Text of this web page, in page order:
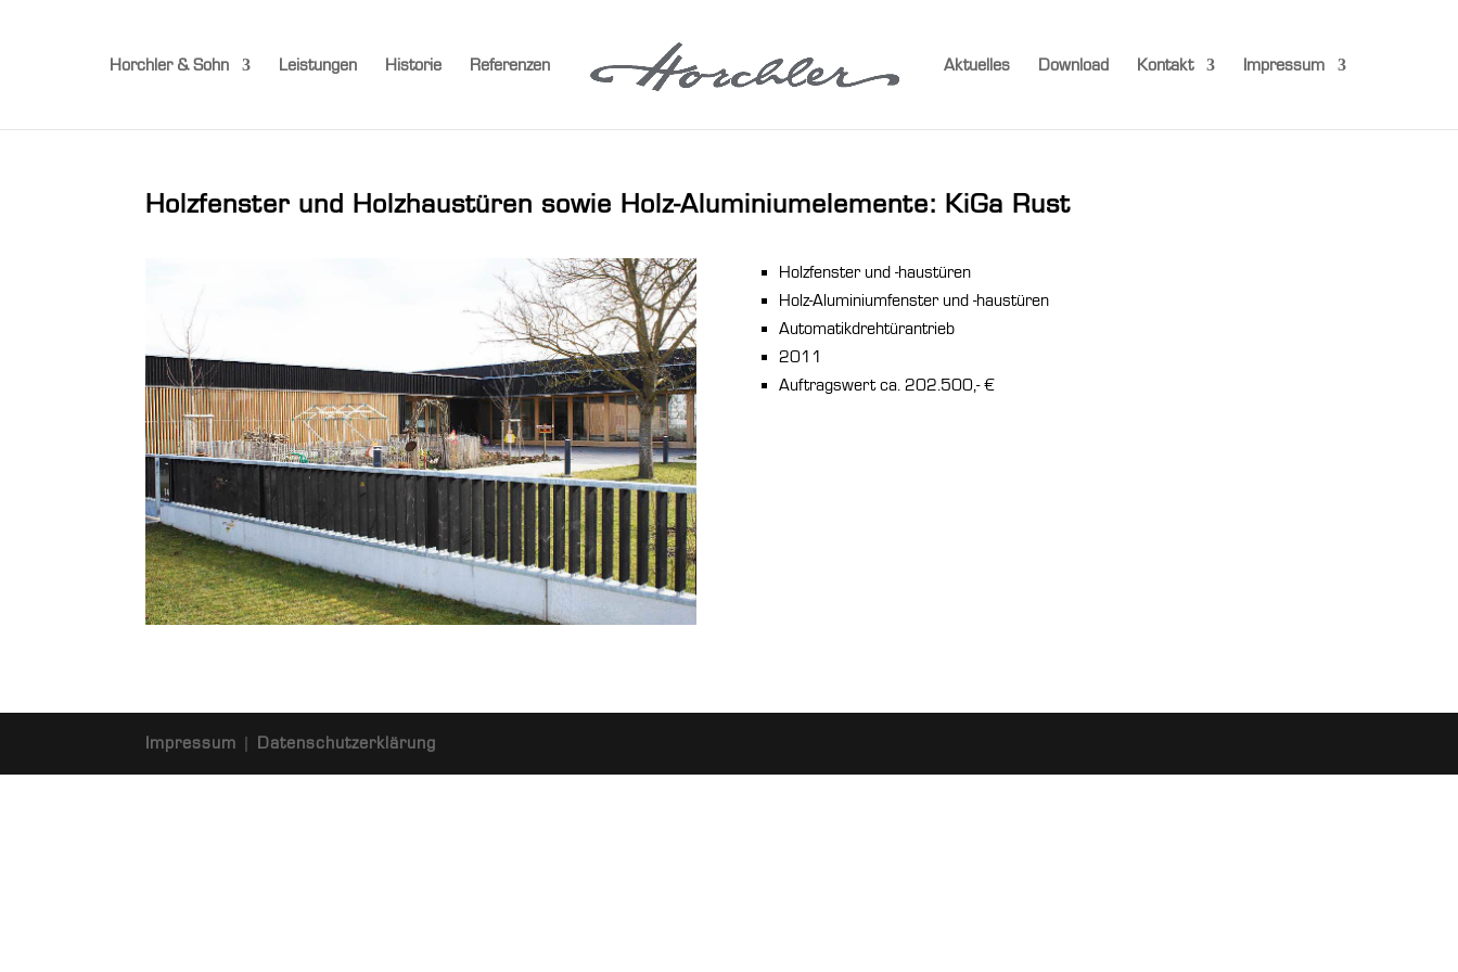
Horchler & Sohn Leistungen Historie Referenzen Aktuelles Download Kontakt Impressum
Holzfenster und Holzhaustüren sowie Holz-Aluminiumelemente: KiGa Rust
Holzfenster und -haustüren
Holz-Aluminiumfenster und -haustüren
Automatikdrehtürantrieb
2011
Auftragswert ca. 202.500,- €
Impressum | Datenschutzerklärung